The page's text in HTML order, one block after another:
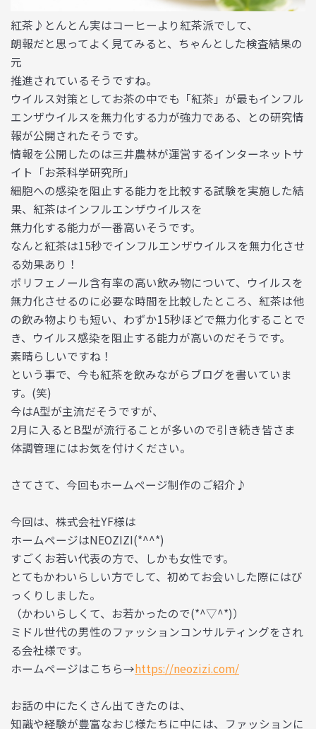
紅茶♪とんとん実はコーヒーより紅茶派でして、
朗報だと思ってよく見てみると、ちゃんとした検査結果の
元
推進されているそうですね。
ウイルス対策としてお茶の中でも「紅茶」が最もインフル
エンザウイルスを無力化する力が強力である、との研究情
報が公開されたそうです。
情報を公開したのは三井農林が運営するインターネットサ
イト「お茶科学研究所」
細胞への感染を阻止する能力を比較する試験を実施した結
果、紅茶はインフルエンザウイルスを
無力化する能力が一番高いそうです。
なんと紅茶は15秒でインフルエンザウイルスを無力化させ
る効果あり！
ポリフェノール含有率の高い飲み物について、ウイルスを
無力化させるのに必要な時間を比較したところ、紅茶は他
の飲み物よりも短い、わずか15秒ほどで無力化することで
き、ウイルス感染を阻止する能力が高いのだそうです。
素晴らしいですね！
という事で、今も紅茶を飲みながらブログを書いていま
す。(笑)
今はA型が主流だそうですが、
2月に入るとB型が流行ることが多いので引き続き皆さま
体調管理にはお気を付けください。
さてさて、今回もホームページ制作のご紹介♪
今回は、株式会社YF様は
ホームページはNEOZIZI(*^^*)
すごくお若い代表の方で、しかも女性です。
とてもかわいらしい方でして、初めてお会いした際にはび
っくりしました。
（かわいらしくて、お若かったので(*^▽^*)）
ミドル世代の男性のファッションコンサルティングをされ
る会社様です。
ホームページはこちら→https://neozizi.com/
お話の中にたくさん出てきたのは、
知識や経験が豊富なおじ様たちに中には、ファッションに